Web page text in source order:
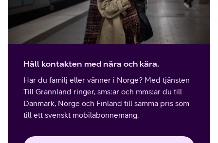
Håll kontakten med nära och kära.
Har du familj eller vänner i Norge? Med tjänsten
Till Grannland ringer, sms:ar och mms:ar du till
Danmark, Norge och Finland till samma pris som
till ett svenskt mobilabonnemang.